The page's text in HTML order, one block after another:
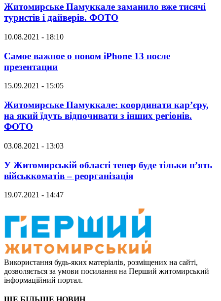
Житомирське Памуккале заманило вже тисячі
туристів і дайверів. ФОТО
10.08.2021 - 18:10
Самое важное о новом iPhone 13 после
презентации
15.09.2021 - 15:05
Житомирське Памуккале: координати кар’єру,
на який їдуть відпочивати з інших регіонів.
ФОТО
03.08.2021 - 13:03
У Житомирській області тепер буде тільки п’ять
військкоматів – реорганізація
19.07.2021 - 14:47
Використання будь-яких матеріалів, розміщених на сайті,
дозволяється за умови посилання на Перший житомирський
інформаційний портал.